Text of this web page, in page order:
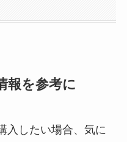
報を参考に
入したい場合、気に